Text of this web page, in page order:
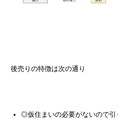
後売りの特徴は次の通り
◎仮住まいの必要がないので引